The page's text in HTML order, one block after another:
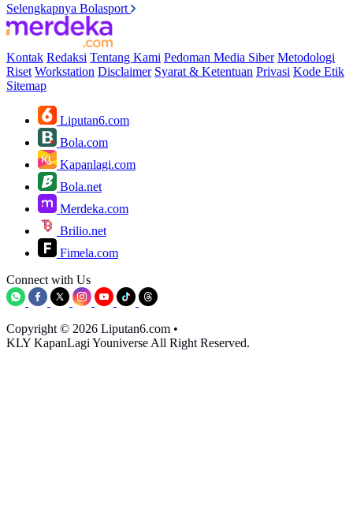
Selengkapnya Bolasport
Kontak Redaksi Tentang Kami Pedoman Media Siber Metodologi
Riset Workstation Disclaimer Syarat & Ketentuan Privasi Kode Etik
Sitemap
Liputan6.com
Bola.com
Kapanlagi.com
Bola.net
Merdeka.com
Brilio.net
Fimela.com
Connect with Us
Copyright © 2026 Liputan6.com •
KLY KapanLagi Youniverse All Right Reserved.